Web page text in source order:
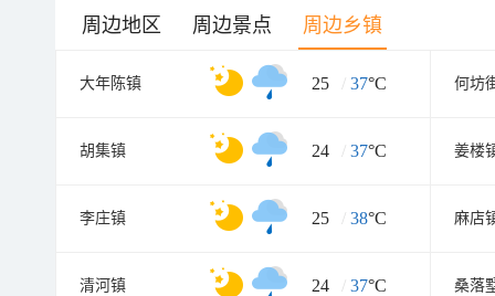
周边地区 周边景点 周边乡镇
大年陈镇 25 / 37°C 何坊
胡集镇 24 / 37°C 姜楼
李庄镇 25 / 38°C 麻店
清河镇 24 / 37°C 桑落